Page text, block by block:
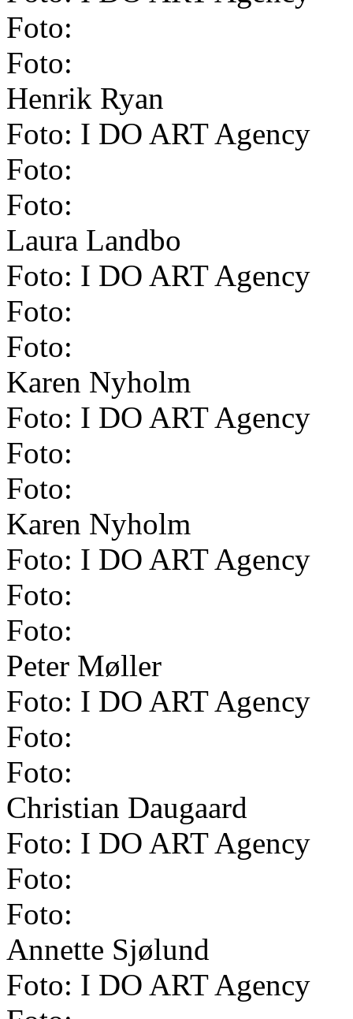
Foto:
Foto:
Henrik Ryan
Foto: I DO ART Agency
Foto:
Foto:
Laura Landbo
Foto: I DO ART Agency
Foto:
Foto:
Karen Nyholm
Foto: I DO ART Agency
Foto:
Foto:
Karen Nyholm
Foto: I DO ART Agency
Foto:
Foto:
Peter Møller
Foto: I DO ART Agency
Foto:
Foto:
Christian Daugaard
Foto: I DO ART Agency
Foto:
Foto:
Annette Sjølund
Foto: I DO ART Agency